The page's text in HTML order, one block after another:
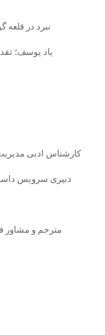
نبرد در
یاد یوسف؛
کارشناس ادبی
دبیری سرویس
مترجم و مشاور